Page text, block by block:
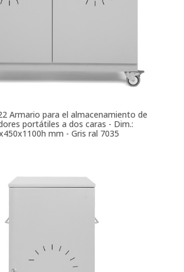
Armario para el almacenamiento de
portátiles a dos caras - Dim.:
mm - Gris ral 7035